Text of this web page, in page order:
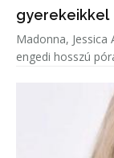
gyerekeikkel
Madonna, Jessica
engedi hosszú